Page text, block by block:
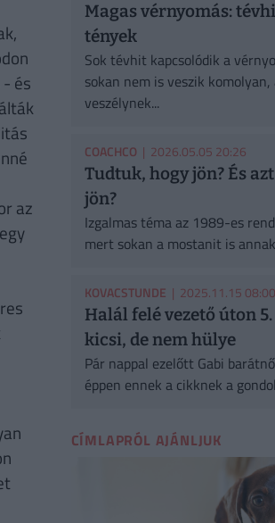
és
az
Magas vérnyomás:
tények
Sok tévhit kapcsolódik a
sokan nem is veszik
veszélynek...
COACHCO | 2026.05.05 20:26
Tudtuk, hogy jön? És
jön?
Izgalmas téma az 1989-es
mert sokan a mostanit is
KOVACSTUNDE | 2025.11.15 08:00
Halál felé vezető úton
kicsi, de nem hülye
Pár nappal ezelőtt Gabi
éppen ennek a cikknek a
CÍMLAPRÓL AJÁNLJUK